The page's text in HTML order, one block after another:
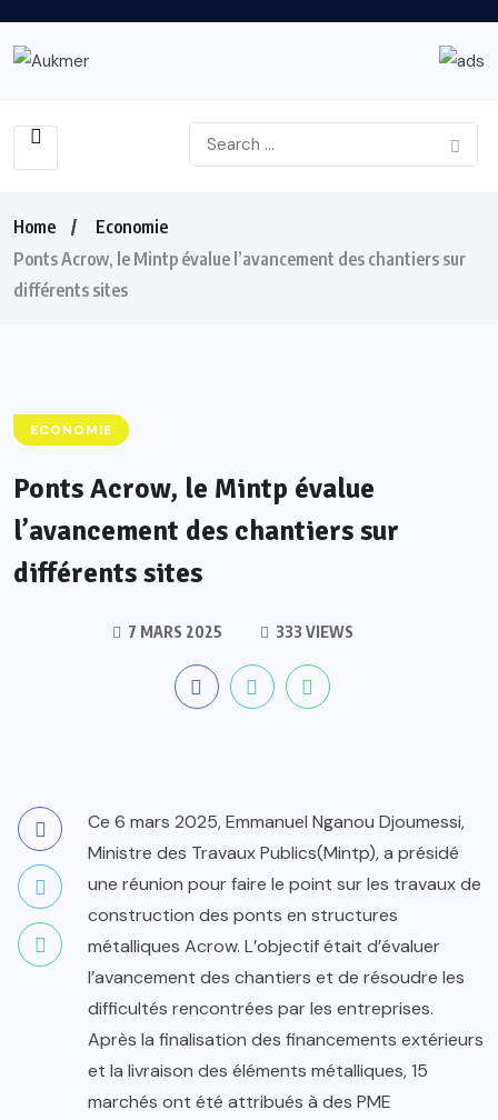
Home
Economie
Ponts Acrow, le Mintp évalue l’avancement des chantiers sur
différents sites
ECONOMIE
Ponts Acrow, le Mintp évalue
l’avancement des chantiers sur
différents sites
7 MARS 2025 333 VIEWS
Ce 6 mars 2025, Emmanuel Nganou Djoumessi,
Ministre des Travaux Publics(Mintp), a présidé
une réunion pour faire le point sur les travaux de
construction des ponts en structures
métalliques Acrow. L’objectif était d’évaluer
l’avancement des chantiers et de résoudre les
difficultés rencontrées par les entreprises.
Après la finalisation des financements extérieurs
et la livraison des éléments métalliques, 15
marchés ont été attribués à des PME